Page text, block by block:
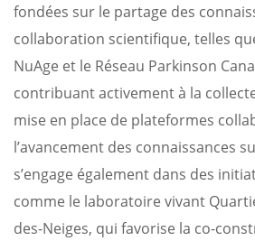
fondées sur le partage des
collaboration scientifique, telles
NuAge et le Réseau Parkinson
contribuant activement à la
mise en place de plateformes
l’avancement des connaissances
s’engage également dans des
comme le laboratoire vivant
des-Neiges, qui favorise la co-